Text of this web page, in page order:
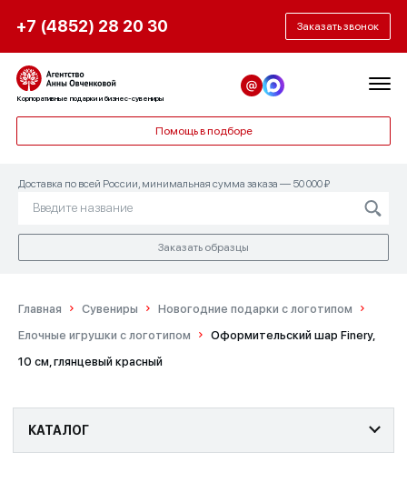
+7 (4852) 28 20 30 Заказать звонок
Корпоративные подарки и бизнес-сувениры
Помощь в подборе
Доставка по всей России, минимальная сумма заказа — 50 000 ₽
Заказать образцы
Главная Сувениры
Новогодние подарки с логотипом
Елочные игрушки с логотипом
Оформительский шар Finery,
10 см, глянцевый красный
КАТАЛОГ